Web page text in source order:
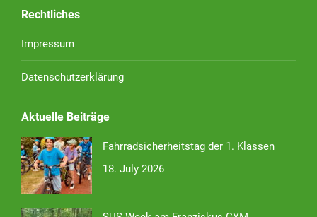
Rechtliches
Impressum
Datenschutzerklärung
Aktuelle Beiträge
Fahrradsicherheitstag der 1. Klassen
18. July 2026